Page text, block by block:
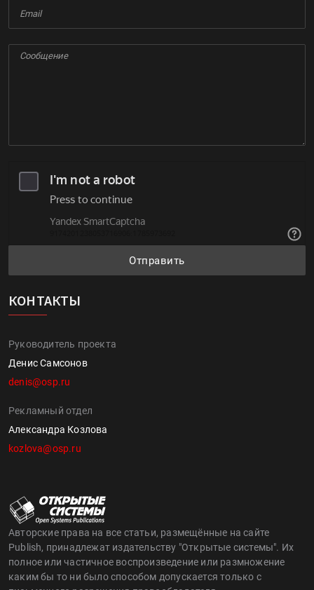
Отправить
КОНТАКТЫ
Руководитель проекта
Денис Самсонов
denis@osp.ru
Рекламный отдел
Александра Козлова
kozlova@osp.ru
Авторские права на все статьи, размещённые на сайте
Publish, принадлежат издательству "Открытые системы". Их
полное или частичное воспроизведение или размножение
каким бы то ни было способом допускается только с